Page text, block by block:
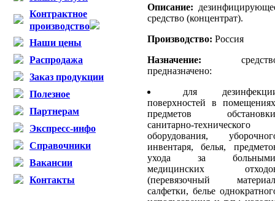
Контрактное
производство
Наши цены
Распродажа
Заказ продукции
Полезное
Партнерам
Экспресс-инфо
Справочники
Вакансии
Контакты
Описание:
средство (концентрат).
Производство: Россия
Назначение:
предназначено:
для
поверхностей в
предметов
санитарно-технического
оборудования,
инвентаря, белья,
ухода за
медицинских
(перевязочный
салфетки, белье